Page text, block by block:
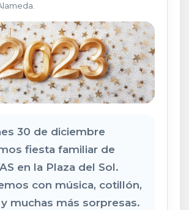
30 de diciembre
fiesta familiar de
en la Plaza del Sol.
con música, cotillón,
muchas más sorpresas.